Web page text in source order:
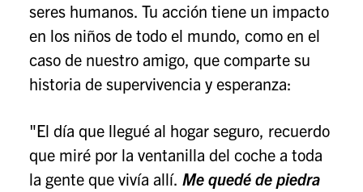
seres humanos. Tu acción tiene un impacto
en los niños de todo el mundo, como en el
caso de nuestro amigo, que comparte su
historia de supervivencia y esperanza:
"El día que llegué al hogar seguro, recuerdo
que miré por la ventanilla del coche a toda
la gente que vivía allí. Me quedé de piedra